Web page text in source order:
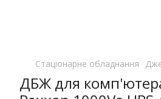
Стаціонарне обладнання
ДБЖ для